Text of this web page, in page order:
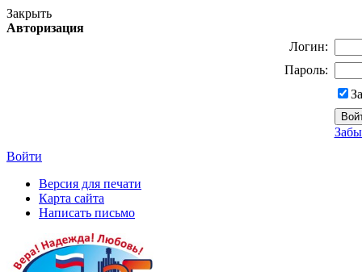
Закрыть
Авторизация
Логин:
Пароль:
Войти
Версия для печати
Карта сайта
Написать письмо